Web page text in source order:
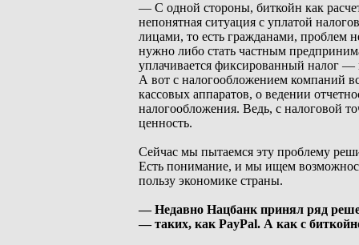
— С одной стороны, биткойн как
непонятная ситуация с уплатой
лицами, то есть гражданами, проблем
нужно либо стать частным
уплачивается фиксированный налог —
А вот с налогообложением компаний
кассовых аппаратов, о ведении
налогообложения. Ведь, с налоговой
ценность.
Сейчас мы пытаемся эту проблему
Есть понимание, и мы ищем
пользу экономике страны.
— Недавно Нацбанк принял ряд
— таких, как PayPal. А как с